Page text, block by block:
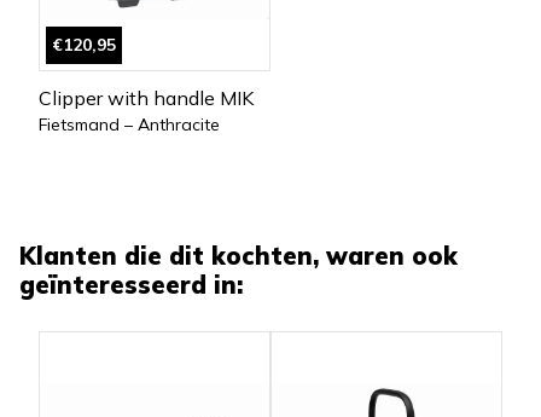
€120,95
Clipper with handle MIK
Fietsmand – Anthracite
Klanten die dit kochten, waren ook
geïnteresseerd in: